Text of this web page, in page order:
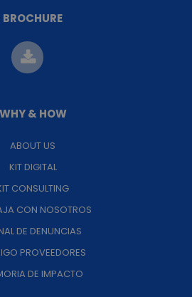
BROCHURE
WHY & HOW
ABOUT US
KIT DIGITAL
CONSULTING
CON NOSOTROS
DE DENUNCIAS
PROVEEDORES
DE IMPACTO